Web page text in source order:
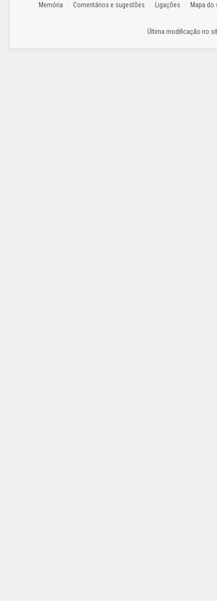
Memória Comentários e sugestões Ligações Mapa do
Última modificação no